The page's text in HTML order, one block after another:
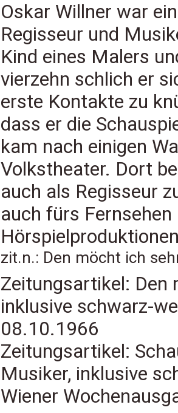
Oskar Willner war
Regisseur und
Kind eines Malers
vierzehn schlich er
erste Kontakte zu
dass er die
kam nach einigen
Volkstheater. Dort
auch als Regisseur
auch fürs
zit.n.: Den möcht ich
Zeitungsartikel: Den
inklusive schwarz-
08.10.1966
Zeitungsartikel:
Musiker, inklusive
Wiener